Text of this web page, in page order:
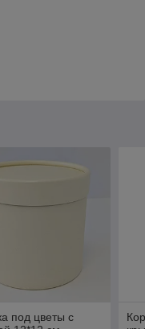
под цветы с